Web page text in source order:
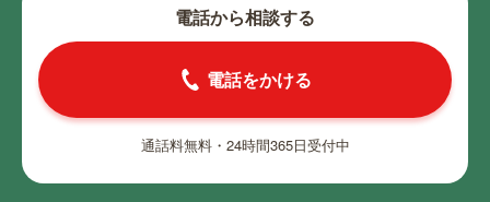
電話から相談する
電話をかける
通話料無料・24時間365日受付中